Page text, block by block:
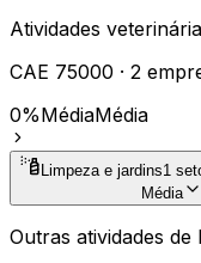
Atividades
CAE 75000 · 2
0%MédiaMédia
Limpeza e jardins1
Média
Outras atividades de